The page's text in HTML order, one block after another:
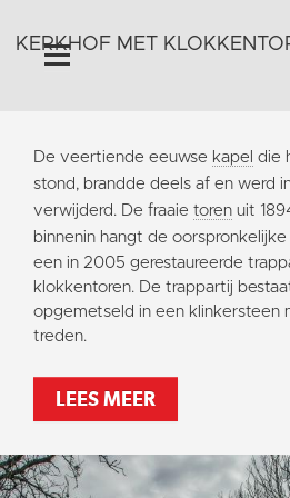
Home
Algemeen
Historie
Omgeving
Activiteiten
Steun ons
Vaktaal
KERKHOF MET
De veertiende eeuwse kapel die
stond, brandde deels af en werd
verwijderd. De fraaie toren uit
binnenin hangt de oorspronkelijke
een in 2005 gerestaureerde
klokkentoren. De trappartij
opgemetseld in een klinkersteen
treden.
LEES MEER